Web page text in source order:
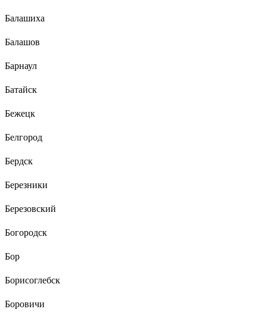
Балашиха
Балашов
Барнаул
Батайск
Бежецк
Белгород
Бердск
Березники
Березовский
Богородск
Бор
Борисоглебск
Боровичи